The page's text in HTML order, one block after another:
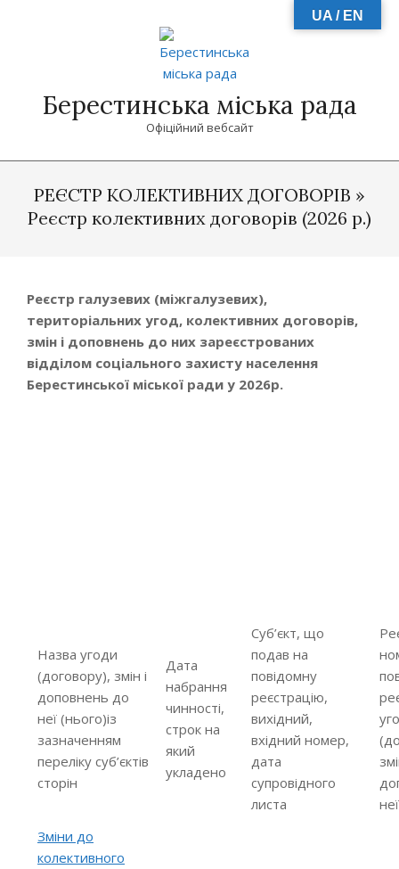
Берестинська міська рада
Офіційний вебсайт
Navigation
Menu
РЕЄСТР КОЛЕКТИВНИХ ДОГОВОРІВ »
Реєстр колективних договорів (2026 р.)
Реєстр галузевих (міжгалузевих),
територіальних угод, колективних договорів,
змін і доповнень до них зареєстрованих
відділом соціального захисту населення
Берестинської міської ради у 2026р.
Назва угоди
(договору), змін і
доповнень до
неї (нього)із
зазначенням
переліку суб’єктів
сторін
Дата
набрання
чинності,
строк на
який
укладено
Суб’єкт, що
подав на
повідомну
реєстрацію,
вихідний,
вхідний номер,
дата
супровідного
листа
Зміни до
колективного
UA / EN